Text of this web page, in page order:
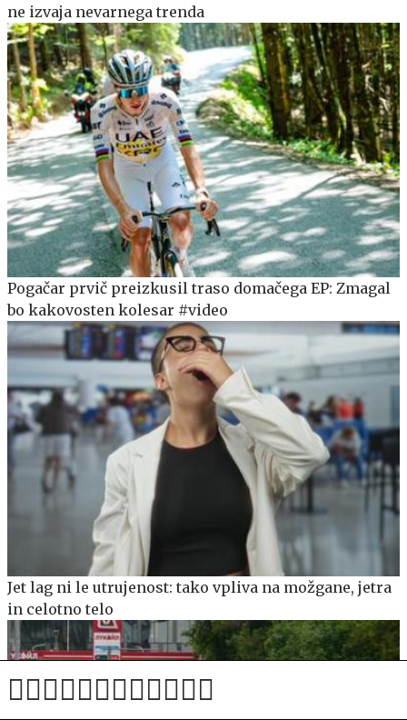
ne izvaja nevarnega trenda
Pogačar prvič preizkusil traso domačega EP: Zmagal
bo kakovosten kolesar #video
Jet lag ni le utrujenost: tako vpliva na možgane, jetra
in celotno telo